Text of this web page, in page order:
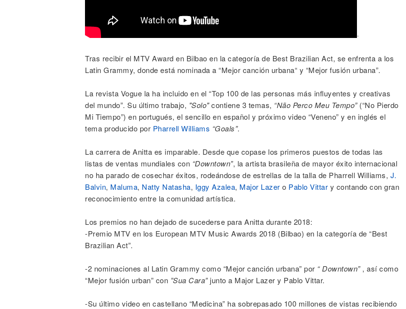
·
Tras recibir el MTV Award en Bilbao en la categoría de Best Brazilian Act, se enfrenta a los
Latin Grammy, donde está nominada a “Mejor canción urbana“ y “Mejor fusión urbana”.
La revista Vogue la ha incluido en el “Top 100 de las personas más influyentes y creativas
del mundo”. Su último trabajo, "Solo"contiene 3 temas, “Não Perco Meu Tempo”(“No Pierdo
Mi Tiempo”) en portugués, el sencillo en español y próximo video “Veneno” y en inglés el
tema producido por Pharrell Williams “Goals”.
La carrera de Anitta es imparable. Desde que copase los primeros puestos de todas las
listas de ventas mundiales con “Downtown”, la artista brasileña de mayor éxito internacional
no ha parado de cosechar éxitos, rodeándose de estrellas de la talla de Pharrell Williams, J.
Balvin, Maluma, Natty Natasha, Iggy Azalea, Major Lazer o Pablo Vittar y contando con gran
reconocimiento entre la comunidad artística.
Los premios no han dejado de sucederse para Anitta durante 2018:
-Premio MTV en los European MTV Music Awards 2018 (Bilbao) en la categoría de “Best
Brazilian Act”.
-2 nominaciones al Latin Grammy como “Mejor canción urbana” por “ Downtown”, así como
“Mejor fusión urban” con ”Sua Cara”junto a Major Lazer y Pablo Vittar.
-Su último video en castellano “Medicina” ha sobrepasado 100 millones de vistas recibiendo